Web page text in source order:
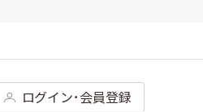
ログイン･会員登録